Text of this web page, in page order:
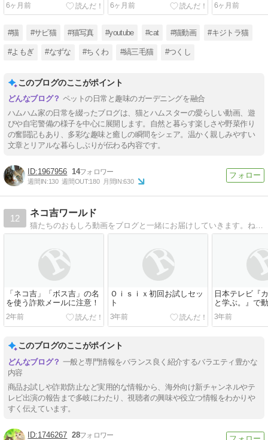
6ヶ月前
6ヶ月前
6ヶ月前
#猫 #サビ猫 #猫写真 #youtube #cat #猫動画 #キジトラ猫
#よもぎ #なずな #ちくわ #縞三毛猫 #つくし
このブログのここがポイント
ペットの日常と趣味のガーデニングを融合
ハムハム家の日常を綴ったブログは、猫とハムスターの愛らしい動画、遊
びや自宅警備の様子を中心に展開します。自然と暮らす楽しさや野菜作り
の奮闘記もあり、多彩な趣味と癒しの瞬間をシェア。温かく親しみやすい
文章とリアルな暮らしぶりが伝わる内容です。
1967956 14
週間IN:130 週間OUT:180 月間IN:630
12
ネコ吉ワールド
「ネコ吉」「ボス吉」の名
を使う詐欺メールに注意！
2年前
Ｏｉｓｉｘ初回お試しセッ
ト
3年前
日本テレビ『
と学ぶ。』で
3年前
このブログのここがポイント
一般と専門情報をバランス良く紹介するバラエティ豊かな
内容
商品お試しや詐欺防止など実用的な情報から、海外向け新チャンネルやテ
レビ出演の報告まで多岐にわたり、視聴者の興味や役立つ情報をわかりや
すく伝えています。
1746267 28